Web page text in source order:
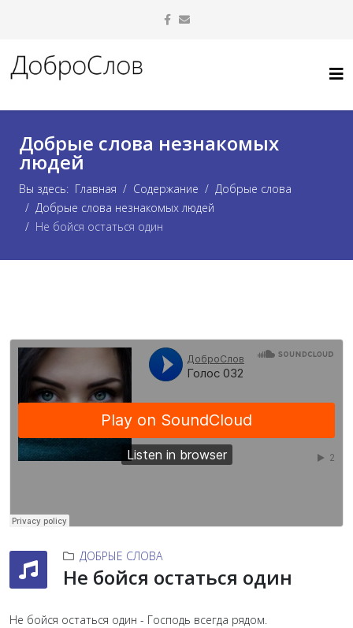
Добрые слова незнакомых
людей
Вы здесь: Главная Содержание
Добрые слова
Добрые слова незнакомых людей
Не бойся остаться один
ДОБРЫЕ СЛОВА
Не бойся остаться один
Не бойся остаться один - Господь всегда рядом.